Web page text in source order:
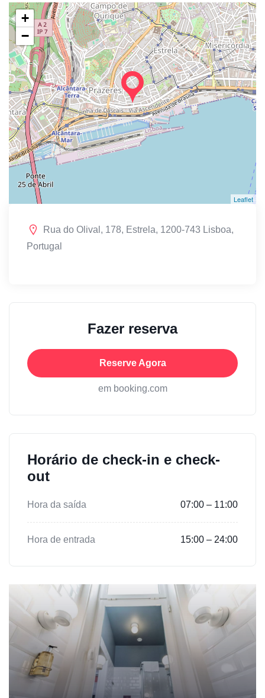
+
−
Leaflet
Rua do Olival, 178, Estrela, 1200-743 Lisboa,
Portugal
Fazer reserva
Reserve Agora
em booking.com
Horário de check-in e check-
out
Hora da saída 07:00 – 11:00
Hora de entrada 15:00 – 24:00